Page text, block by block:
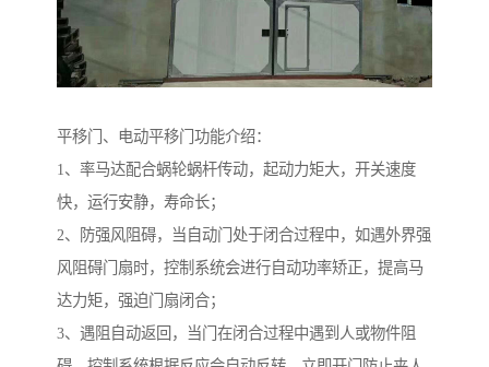
平移门、电动平移门功能介绍：
1、率马达配合蜗轮蜗杆传动，起动力矩大，开关速度
快，运行安静，寿命长；
2、防强风阻碍，当自动门处于闭合过程中，如遇外界强
风阻碍门扇时，控制系统会进行自动功率矫正，提高马
达力矩，强迫门扇闭合；
3、遇阻自动返回，当门在闭合过程中遇到人或物件阻